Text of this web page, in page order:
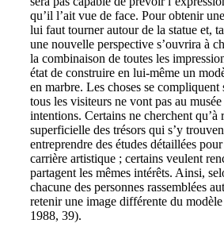
qu’il l’ait vue de face. Pour obtenir
lui faut tourner autour de la statue et,
une nouvelle perspective s’ouvrira à
la combinaison de toutes les
état de construire en lui-même un
en marbre. Les choses se compliquent
tous les visiteurs ne vont pas au
intentions. Certains ne cherchent qu’à
superficielle des trésors qui s’y
entreprendre des études détaillées
carrière artistique ; certains veulent
partagent les mêmes intérêts. Ainsi,
chacune des personnes rassemblées
retenir une image différente du
1988, 39).